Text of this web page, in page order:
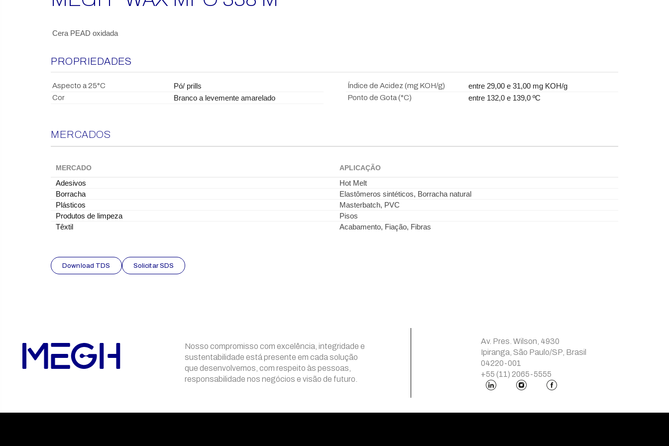
Cera PEAD oxidada
PROPRIEDADES
Aspecto a 25°C -Pó/ prills Índice de Acidez (mg KOH/g) -entre 29,00 e 31,00 mg KOH/g
Cor -Branco a levemente amarelado Ponto de Gota (°C) -entre 132,0 e 139,0 ºC
MERCADOS
MERCADO APLICAÇÃO
Adesivos
Hot Melt
Borracha
Elastômeros sintéticos, Borracha natural
Plásticos
Masterbatch, PVC
Produtos de limpeza
Pisos
Têxtil
Acabamento, Fiação, Fibras
Download TDS Solicitar SDS
Nosso compromisso com excelência, integridade e
sustentabilidade está presente em cada solução
que desenvolvemos, com respeito às pessoas,
responsabilidade nos negócios e visão de futuro.
Av. Pres. Wilson, 4930
Ipiranga, São Paulo/SP, Brasil
04220-001
+55 (11) 2065-5555